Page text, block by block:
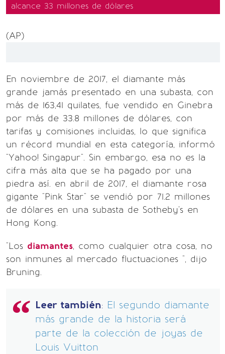
alcance 33 millones de dólares
(AP)
En noviembre de 2017, el diamante más
grande jamás presentado en una subasta, con
más de 163,41 quilates, fue vendido en Ginebra
por más de 33.8 millones de dólares, con
tarifas y comisiones incluidas, lo que significa
un récord mundial en esta categoría, informó
"Yahoo! Singapur". Sin embargo, esa no es la
cifra más alta que se ha pagado por una
piedra así. en abril de 2017, el diamante rosa
gigante "Pink Star" se vendió por 71.2 millones
de dólares en una subasta de Sotheby's en
Hong Kong.
"Los diamantes, como cualquier otra cosa, no
son inmunes al mercado fluctuaciones ", dijo
Bruning.
Leer también: El segundo diamante
más grande de la historia será
parte de la colección de joyas de
Louis Vuitton